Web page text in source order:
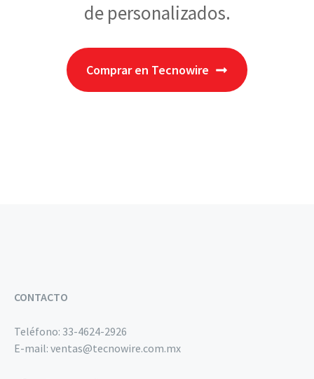
de personalizados.
Comprar en Tecnowire
CONTACTO
Teléfono: 33-4624-2926
E-mail: ventas@tecnowire.com.mx